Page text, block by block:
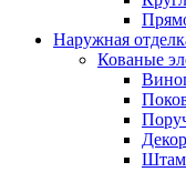
Наружная
Кованые